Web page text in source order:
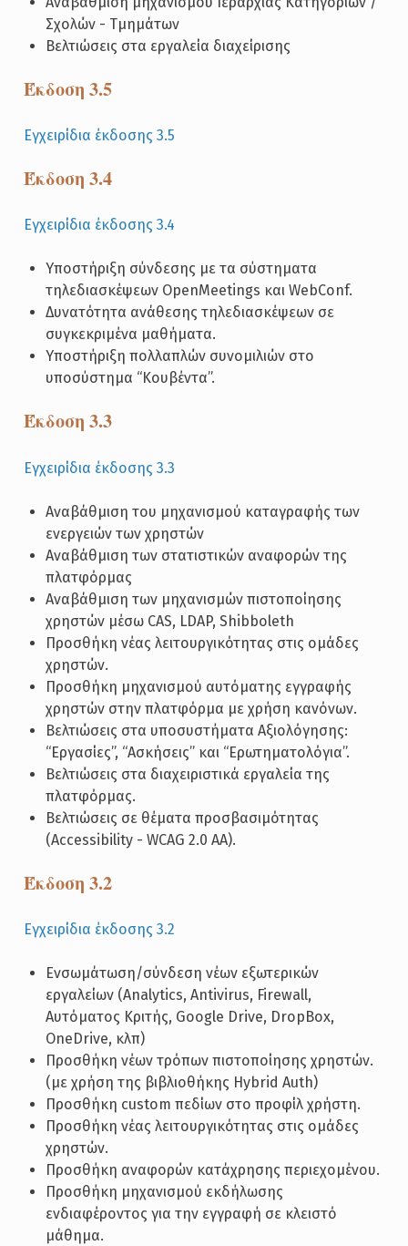
Σχολών - Τμημάτων
Βελτιώσεις στα εργαλεία διαχείρισης
Έκδοση 3.5
Εγχειρίδια έκδοσης 3.5
Έκδοση 3.4
Εγχειρίδια έκδοσης 3.4
Υποστήριξη σύνδεσης με τα σύστηματα
τηλεδιασκέψεων OpenMeetings και WebConf.
Δυνατότητα ανάθεσης τηλεδιασκέψεων σε
συγκεκριμένα μαθήματα.
Υποστήριξη πολλαπλών συνομιλιών στο
υποσύστημα “Κουβέντα”.
Έκδοση 3.3
Εγχειρίδια έκδοσης 3.3
Αναβάθμιση του μηχανισμού καταγραφής των
ενεργειών των χρηστών
Αναβάθμιση των στατιστικών αναφορών της
πλατφόρμας
Αναβάθμιση των μηχανισμών πιστοποίησης
χρηστών μέσω CAS, LDAP, Shibboleth
Προσθήκη νέας λειτουργικότητας στις ομάδες
χρηστών.
Προσθήκη μηχανισμού αυτόματης εγγραφής
χρηστών στην πλατφόρμα με χρήση κανόνων.
Βελτιώσεις στα υποσυστήματα Αξιολόγησης:
“Εργασίες”, “Ασκήσεις” και “Ερωτηματολόγια”.
Βελτιώσεις στα διαχειριστικά εργαλεία της
πλατφόρμας.
Βελτιώσεις σε θέματα προσβασιμότητας
(Accessibility - WCAG 2.0 AA).
Έκδοση 3.2
Εγχειρίδια έκδοσης 3.2
Ενσωμάτωση/σύνδεση νέων εξωτερικών
εργαλείων (Analytics, Antivirus, Firewall,
Αυτόματος Κριτής, Google Drive, DropBox,
OneDrive, κλπ)
Προσθήκη νέων τρόπων πιστοποίησης χρηστών.
(με χρήση της βιβλιοθήκης Hybrid Auth)
Προσθήκη custom πεδίων στο προφίλ χρήστη.
Προσθήκη νέας λειτουργικότητας στις ομάδες
χρηστών.
Προσθήκη αναφορών κατάχρησης περιεχομένου.
Προσθήκη μηχανισμού εκδήλωσης
ενδιαφέροντος για την εγγραφή σε κλειστό
μάθημα.